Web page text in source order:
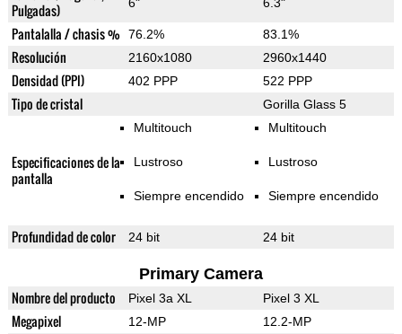
Pulgadas)
Pantalalla / chasis % 76.2% 83.1%
Resolución 2160x1080 2960x1440
Densidad (PPI) 402 PPP 522 PPP
Tipo de cristal Gorilla Glass 5
Especificaciones de la
pantalla
Multitouch
Lustroso
Siempre encendido
Multitouch
Lustroso
Siempre encendido
Profundidad de color 24 bit 24 bit
Primary Camera
Nombre del producto Pixel 3a XL Pixel 3 XL
Megapixel 12-MP 12.2-MP